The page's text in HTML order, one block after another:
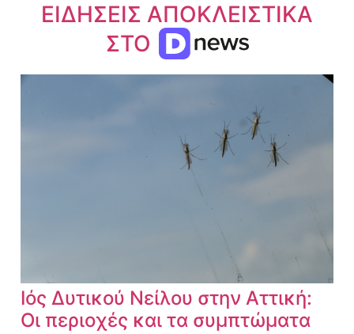
ΕΙΔΗΣΕΙΣ ΑΠΟΚΛΕΙΣΤΙΚΑ
ΣΤΟ
Ιός Δυτικού Νείλου στην Αττική:
Οι περιοχές και τα συμπτώματα